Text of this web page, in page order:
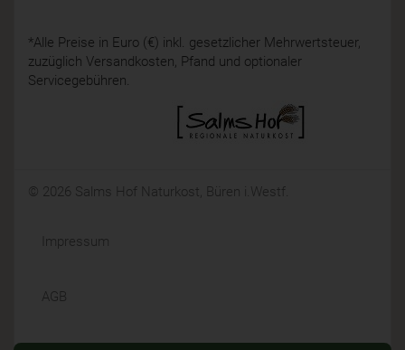
*Alle Preise in Euro (€) inkl. gesetzlicher Mehrwertsteuer,
zuzüglich Versandkosten, Pfand und optionaler
Servicegebühren.
© 2026 Salms Hof Naturkost, Büren i.Westf.
Impressum
AGB